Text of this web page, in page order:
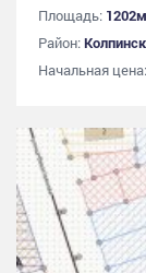
Площадь: 1202м
Район:
Начальная цена: